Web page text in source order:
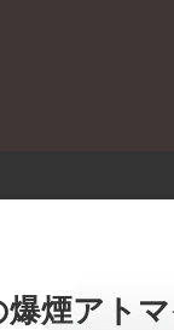
煙アト